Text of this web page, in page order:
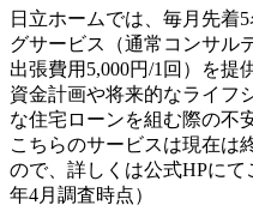
日立ホームでは、毎月先着
グサービス（通常コンサル
出張費用5,000円/1回）を提
資金計画や将来的なライフ
な住宅ローンを組む際の不
こちらのサービスは現在は
ので、詳しくは公式HPに
年4月調査時点）